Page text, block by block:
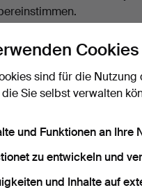
zu erhalten, sobald
ist.
die mit
Cookies
sind für die
Sie selbst verwalten
und Funktionen an Ihre
zu entwickeln und
und Inhalte auf